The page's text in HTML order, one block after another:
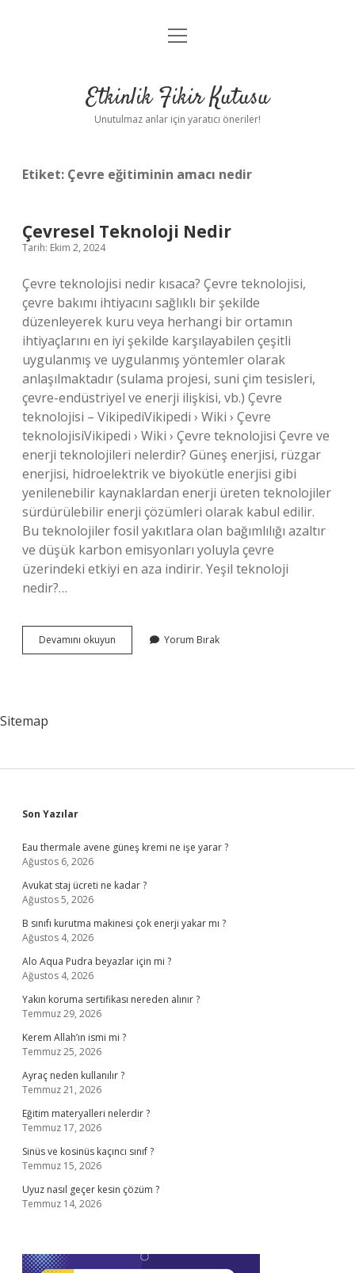
Anasayfa
Yasal Uyarı
menüyü
Etkinlik Fikir Kutusu
Unutulmaz anlar için yaratıcı öneriler!
Etiket: Çevre eğitiminin amacı nedir
Çevresel Teknoloji Nedir
Tarih: Ekim 2, 2024
Çevre teknolojisi nedir kısaca? Çevre teknolojisi,
çevre bakımı ihtiyacını sağlıklı bir şekilde
düzenleyerek kuru veya herhangi bir ortamın
ihtiyaçlarını en iyi şekilde karşılayabilen çeşitli
uygulanmış ve uygulanmış yöntemler olarak
anlaşılmaktadır (sulama projesi, suni çim tesisleri,
çevre-endüstriyel ve enerji ilişkisi, vb.) Çevre
teknolojisi – VikipediVikipedi › Wiki › Çevre
teknolojisiVikipedi › Wiki › Çevre teknolojisi Çevre ve
enerji teknolojileri nelerdir? Güneş enerjisi, rüzgar
enerjisi, hidroelektrik ve biyokütle enerjisi gibi
yenilenebilir kaynaklardan enerji üreten teknolojiler
sürdürülebilir enerji çözümleri olarak kabul edilir.
Bu teknolojiler fosil yakıtlara olan bağımlılığı azaltır
ve düşük karbon emisyonları yoluyla çevre
üzerindeki etkiyi en aza indirir. Yeşil teknoloji
nedir?…
Devamını okuyun Çevresel
Teknoloji
Yorum Bırak
Sitemap
Sidebar
Son Yazılar
Eau thermale avene güneş kremi ne işe yarar ?
Ağustos 6, 2026
Avukat staj ücreti ne kadar ?
Ağustos 5, 2026
B sınıfı kurutma makinesi çok enerji yakar mı ?
Ağustos 4, 2026
Alo Aqua Pudra beyazlar için mi ?
Ağustos 4, 2026
Yakın koruma sertifikası nereden alınır ?
Temmuz 29, 2026
Kerem Allah’ın ismi mi ?
Temmuz 25, 2026
Ayraç neden kullanılır ?
Temmuz 21, 2026
Eğitim materyalleri nelerdir ?
Temmuz 17, 2026
Sinüs ve kosinüs kaçıncı sınıf ?
Temmuz 15, 2026
Uyuz nasıl geçer kesin çözüm ?
Temmuz 14, 2026